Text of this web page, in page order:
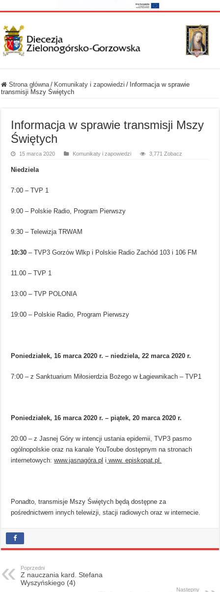
Strona główna / Komunikaty i zapowiedzi / Informacja w sprawie
transmisji Mszy Świętych
Informacja w sprawie transmisji Mszy
Świętych
15 marca 2020 Komunikaty i zapowiedzi 3,771 Zobacz
Niedziela
7:00 – TVP 1
9:00 – Polskie Radio, Program Pierwszy
9:30 – Telewizja TRWAM
10:30 – TVP3 Gorzów Wlkp i Polskie Radio Zachód 103 i 106 FM
11.00 – TVP 1
13:00 – TVP POLONIA
19:00 – Polskie Radio, Program Pierwszy
Poniedziałek, 16 marca 2020 r. – niedziela, 22 marca 2020 r.
7:00 – z Sanktuarium Miłosierdzia Bożego w Łagiewnikach – TVP1
Poniedziałek, 16 marca 2020 r. – piątek, 20 marca 2020 r.
20:00 – z Jasnej Góry w intencji ustania epidemii, TVP3 pasmo
ogólnopolskie oraz na kanale YouToube dostępnym na stronach
internetowych:www.jasnagóra.pl i www. episkopat.pl.
Ponadto, transmisje Mszy Świętych będą dostępne za
pośrednictwem innych telewizji, stacji radiowych oraz w internecie.
Poprzedni
Z nauczania kard. Stefana
Wyszyńskiego (4)
Następny